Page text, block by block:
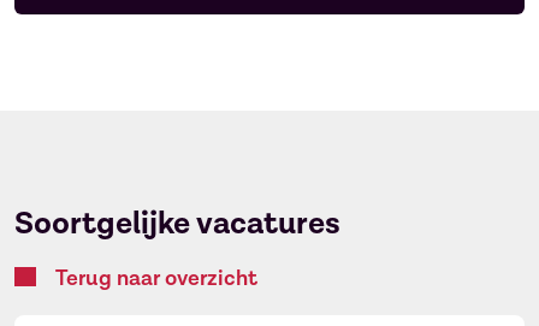
Soortgelijke vacatures
Terug naar overzicht